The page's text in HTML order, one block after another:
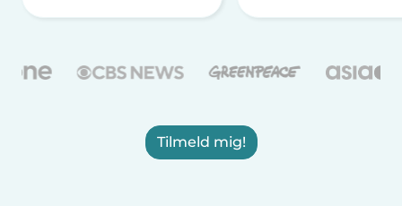
Tilmeld mig!